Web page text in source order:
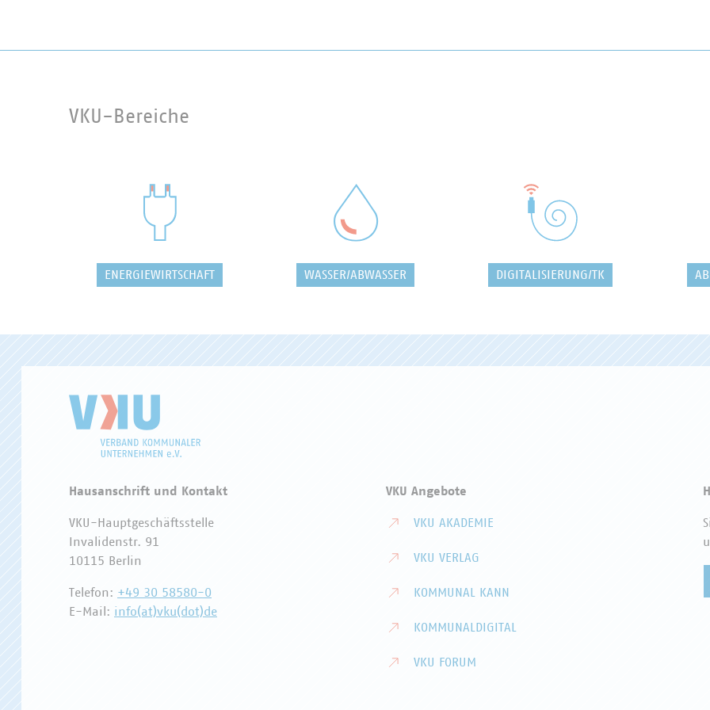
VKU-Bereiche
ENERGIEWIRTSCHAFT WASSER/ABWASSER DIGITALISIERUNG/TK
Hausanschrift und Kontakt
VKU-Hauptgeschäftsstelle
Invalidenstr. 91
10115 Berlin
Telefon: +49 30 58580-0
E-Mail: info(at)vku(dot)de
VKU Angebote
VKU AKADEMIE
VKU VERLAG
KOMMUNAL KANN
KOMMUNALDIGITAL
VKU FORUM